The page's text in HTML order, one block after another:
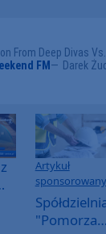
From Deep Divas
FM
Darek
Artykuł
sponsorowany